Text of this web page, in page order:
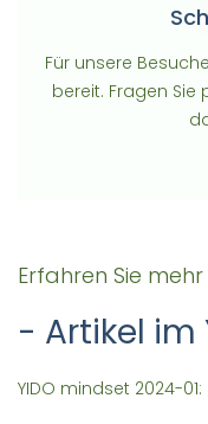
Für unsere
bereit. Fragen
Erfahren Sie
- Artikel im
YIDO mindset 2024-01: